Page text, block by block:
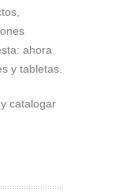
ahora
y tabletas.
catalogar